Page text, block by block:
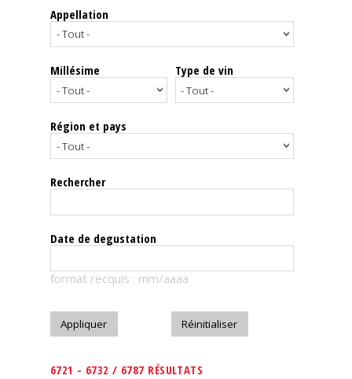
Spiritueux
Notes
dégustation
Le
magazine
Télécharger
Appellation
Millésime Type de vin
Région et pays
Rechercher
Date de degustation
format recquis : mm/aaaa
6721 - 6732 / 6787 RÉSULTATS